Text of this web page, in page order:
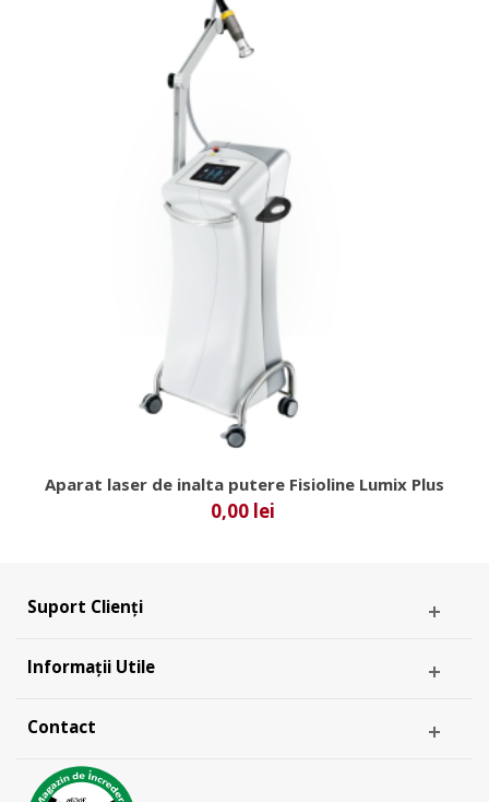
Aparat laser de inalta putere Fisioline Lumix Plus
0,00 lei
Suport Clienți
Informații Utile
Contact